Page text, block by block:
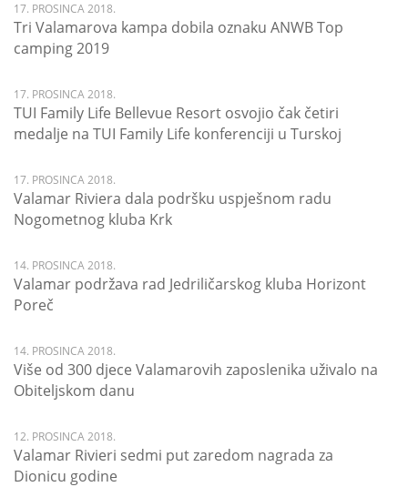
17. PROSINCA 2018.
Tri Valamarova kampa dobila oznaku ANWB Top
camping 2019
17. PROSINCA 2018.
TUI Family Life Bellevue Resort osvojio čak četiri
medalje na TUI Family Life konferenciji u Turskoj
17. PROSINCA 2018.
Valamar Riviera dala podršku uspješnom radu
Nogometnog kluba Krk
14. PROSINCA 2018.
Valamar podržava rad Jedriličarskog kluba Horizont
Poreč
14. PROSINCA 2018.
Više od 300 djece Valamarovih zaposlenika uživalo na
Obiteljskom danu
12. PROSINCA 2018.
Valamar Rivieri sedmi put zaredom nagrada za
Dionicu godine